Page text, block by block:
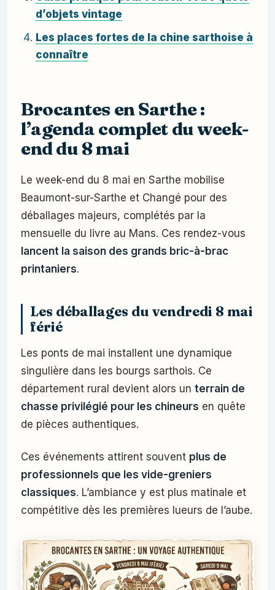
d’objets vintage
Les places fortes de la chine sarthoise à
connaître
Brocantes en Sarthe :
l’agenda complet du week-
end du 8 mai
Le week-end du 8 mai en Sarthe mobilise
Beaumont-sur-Sarthe et Changé pour des
déballages majeurs, complétés par la
mensuelle du livre au Mans. Ces rendez-vous
lancent la saison des grands bric-à-brac
printaniers.
Les déballages du vendredi 8 mai
férié
Les ponts de mai installent une dynamique
singulière dans les bourgs sarthois. Ce
département rural devient alors un terrain de
chasse privilégié pour les chineurs en quête
de pièces authentiques.
Ces événements attirent souvent plus de
professionnels que les vide-greniers
classiques. L’ambiance y est plus matinale et
compétitive dès les premières lueurs de l’aube.